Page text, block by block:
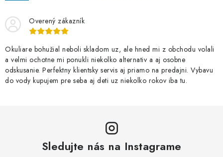
Overený zákazník
Okuliare bohužial neboli skladom uz, ale hned mi z obchodu volali
a velmi ochotne mi ponukli niekolko alternativ a aj osobne
odskusanie. Perfektny klientsky servis aj priamo na predajni. Vybavu
do vody kupujem pre seba aj deti uz niekolko rokov iba tu.
Sledujte nás na Instagrame